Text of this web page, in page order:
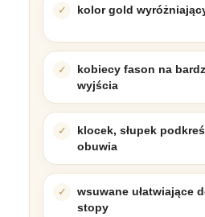
kolor gold
kobiecy fason na
wyjścia
klocek, słupek
obuwia
wsuwane ułatwiające
stopy